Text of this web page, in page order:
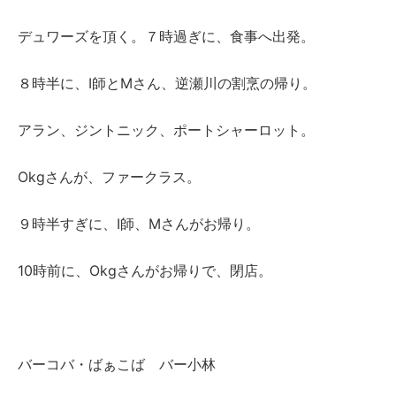
デュワーズを頂く。７時過ぎに、食事へ出発。
８時半に、I師とMさん、逆瀬川の割烹の帰り。
アラン、ジントニック、ポートシャーロット。
Okgさんが、ファークラス。
９時半すぎに、I師、Mさんがお帰り。
10時前に、Okgさんがお帰りで、閉店。
バーコバ・ばぁこば バー小林